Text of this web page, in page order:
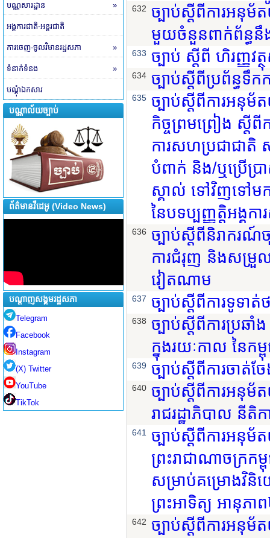
បណ្ណសារដ្ឋាន »
អង្គការជាតិ-អន្តរជាតិ
ការចេញ-ចូលវិមានរដ្ឋសភា »
ទំនាក់ទំនង »
បណ្តុំឯកសារ
បណ្ណាល័យច្បាប់
ព័ត៌មានវីដេអូ (Video News)
បណ្តាញសង្គមរដ្ឋសភា
Telegram
Facebook
Instagram
(X) Twitter
YouTube
TikTok
632 ច្បាប់ស្តីពីការអនុ
មួយចំនួនពាក់ព័ន្ធនឹង
633 ច្បាប់ ស្ដីពី ហិរញ្ញវ
634 ច្បាប់ស្តីពីប្រព័ន្ធទឹក
635 ច្បាប់ស្តីពីការអនុម័
កិច្ចព្រមព្រៀង ស្តីពី
ការសហប្រជាជាតិ
បំពាក់ និង/ឬប្រើប្
ស្គាល់ ទៅវិញទៅម
នៃបទប្បញ្ញត្តិអង្គក
636 ច្បាប់ស្តីពីនិរាករ
ការជំរុញ និងសម្រួ
វៀតណាម
637 ច្បាប់ស្តីពីការទូទា
638 ច្បាប់ស្តីពីការប្រឆ
ក្នុងរយៈកាល នៃកម្
639 ច្បាប់ស្តីពីការចាត់
640 ច្បាប់ស្តីពីការអនុ
រាជរដ្ឋាភិបាល នីតិ
641
ច្បាប់ស្តីពីការអនុម័
ព្រះរាជាណាចក្រ
សម្រាប់គម្រោងវិ
ព្រះអាទិត្យ អានុភា
642 ច្បាប់ស្តីពីការអនុម័